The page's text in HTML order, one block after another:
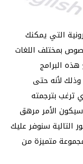
التي يمكنك
بمختلف اللغات
البرامج
لأنه حتى
بترجمته
الأمر مرهق
سنوفر عليك
متميزة من